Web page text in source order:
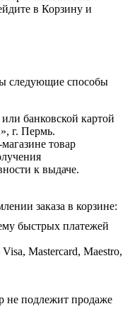
в Корзину и
следующие способы
банковской картой
г. Пермь.
товар
к выдаче.
заказа в корзине:
быстрых платежей
Mastercard, Maestro,
не подлежит продаже